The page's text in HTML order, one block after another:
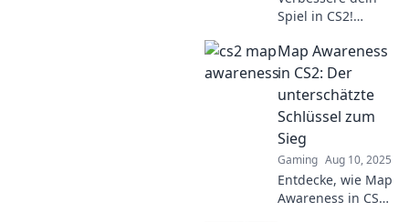
Spiel in CS2!
dein Radar effektiv
nutzen kannst, um
entscheidende
Vorteile zu
gewinnen.
Map Awareness
in CS2: Der
unterschätzte
Schlüssel zum
Sieg
Gaming Aug 10, 2025
Entdecke, wie Map
Awareness in CS2